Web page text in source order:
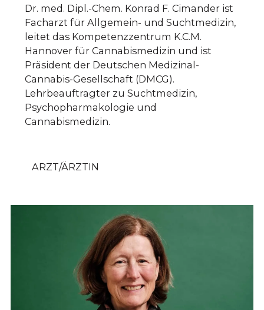
Dr. med. Dipl.-Chem. Konrad F. Cimander ist
Facharzt für Allgemein- und Suchtmedizin,
leitet das Kompetenzzentrum K.C.M.
Hannover für Cannabismedizin und ist
Präsident der Deutschen Medizinal-
Cannabis-Gesellschaft (DMCG).
Lehrbeauftragter zu Suchtmedizin,
Psychopharmakologie und
Cannabismedizin.
ARZT/ÄRZTIN